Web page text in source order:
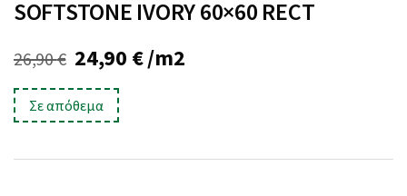
SOFTSTONE IVORY 60×60 RECT
26,90€ Original
price
was:
26,90 €.
24,90 €Η
είναι:
/m2
Σε απόθεμα